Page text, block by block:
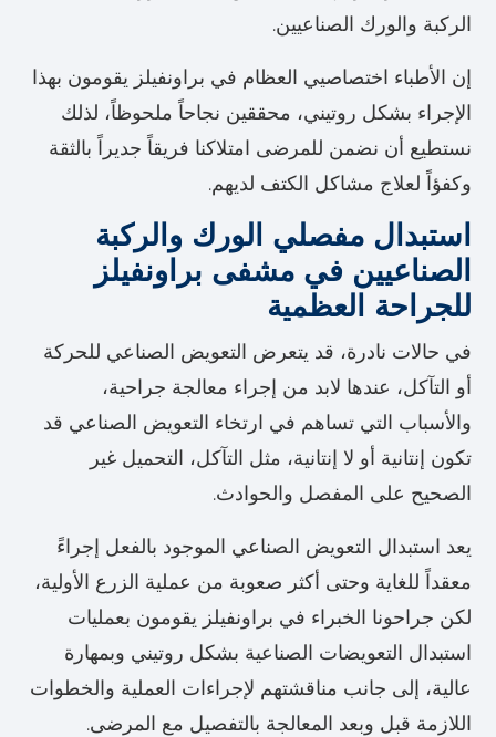
الركبة والورك الصناعيين.
إن الأطباء اختصاصيي العظام في براونفيلز يقومون بهذا
الإجراء بشكل روتيني، محققين نجاحاً ملحوظاً، لذلك
نستطيع أن نضمن للمرضى امتلاكنا فريقاً جديراً بالثقة
وكفؤاً لعلاج مشاكل الكتف لديهم.
استبدال مفصلي الورك والركبة
الصناعيين في مشفى براونفيلز
للجراحة العظمية
في حالات نادرة، قد يتعرض التعويض الصناعي للحركة
أو التآكل، عندها لابد من إجراء معالجة جراحية،
والأسباب التي تساهم في ارتخاء التعويض الصناعي قد
تكون إنتانية أو لا إنتانية، مثل التآكل، التحميل غير
الصحيح على المفصل والحوادث.
يعد استبدال التعويض الصناعي الموجود بالفعل إجراءً
معقداً للغاية وحتى أكثر صعوبة من عملية الزرع الأولية،
لكن جراحونا الخبراء في براونفيلز يقومون بعمليات
استبدال التعويضات الصناعية بشكل روتيني وبمهارة
عالية، إلى جانب مناقشتهم لإجراءات العملية والخطوات
اللازمة قبل وبعد المعالجة بالتفصيل مع المرضى.